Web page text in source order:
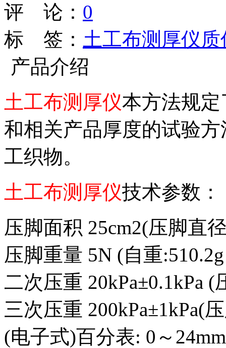
评 论： 0
标 签： 土工布测厚仪
产品介绍
土工布测厚仪本方法规
和相关产品厚度的试验
工织物。
土工布测厚仪技术参数：
压脚面积 25cm2(压脚直
压脚重量 5N (自重
二次压重 20kPa±0.1kPa
三次压重 200kPa±1kPa(
(电子式)百分表: 0～24mm